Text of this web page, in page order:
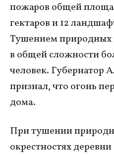
пожаров общей
гектаров и 12
Тушением природных
в общей сложности
человек. Губернатор
признал, что огонь
дома.
При тушении
окрестностях